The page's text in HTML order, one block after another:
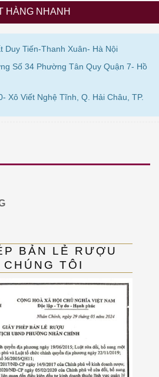
HÀNG NHANH
Duy Tiến-Thanh Xuân- Hà Nội
Số 34 Phường Tân Quy Quận 7- Hồ
Xô Viết Nghệ Tĩnh, Q. Hải Châu, TP.
BẢN LẺ RƯỢU
CHÚNG TÔI